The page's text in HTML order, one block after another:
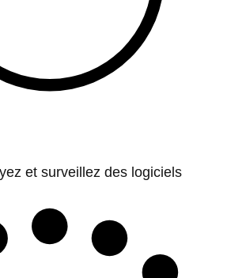
et surveillez des logiciels